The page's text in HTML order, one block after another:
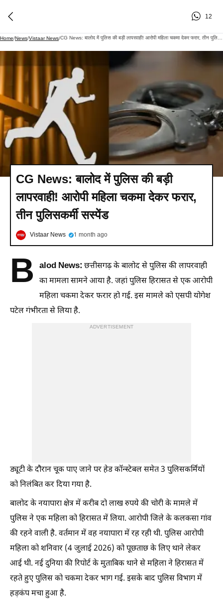
12
Home/News/Vistaar News/
CG News: बालोद में पुलिस की बड़ी
लापरवाही! आरोपी महिला चकमा देकर फरार,
तीन पुलिसकर्मी सस्पेंड
Vistaar News 1 month ago
B alod News:छत्तीसगढ़ के बालोद से पुलिस की लापरवाही
का मामला सामने आया है. जहां पुलिस हिरासत से एक आरोपी
महिला चकमा देकर फरार हो गई. इस मामले को एसपी योगेश
पटेल गंभीरता से लिया है.
ADVERTISEMENT
ड्यूटी के दौरान चूक पाए जाने पर हेड कॉन्स्टेबल समेत 3 पुलिसकर्मियों
को निलंबित कर दिया गया है.
बालोद के नयापारा क्षेत्र में करीब दो लाख रुपये की चोरी के मामले में
पुलिस ने एक महिला को हिरासत में लिया. आरोपी जिले के कलकसा गांव
की रहने वाली है. वर्तमान में वह नयापारा में रह रही थी. पुलिस आरोपी
महिला को शनिवार (4 जुलाई 2026) को पूछताछ के लिए थाने लेकर
आई थी. नई दुनिया की रिपोर्ट के मुताबिक थाने से महिला ने हिरासत में
रहते हुए पुलिस को चकमा देकर भाग गई. इसके बाद पुलिस विभाग में
हड़कंप मचा हुआ है.